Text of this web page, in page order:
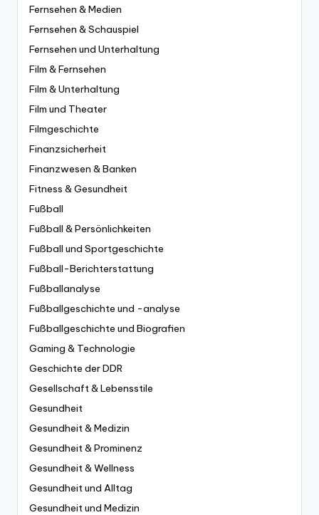
Fernsehen & Medien
Fernsehen & Schauspiel
Fernsehen und Unterhaltung
Film & Fernsehen
Film & Unterhaltung
Film und Theater
Filmgeschichte
Finanzsicherheit
Finanzwesen & Banken
Fitness & Gesundheit
Fußball
Fußball & Persönlichkeiten
Fußball und Sportgeschichte
Fußball-Berichterstattung
Fußballanalyse
Fußballgeschichte und -analyse
Fußballgeschichte und Biografien
Gaming & Technologie
Geschichte der DDR
Gesellschaft & Lebensstile
Gesundheit
Gesundheit & Medizin
Gesundheit & Prominenz
Gesundheit & Wellness
Gesundheit und Alltag
Gesundheit und Medizin